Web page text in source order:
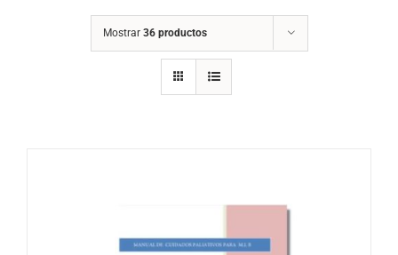
Mostrar 36 productos